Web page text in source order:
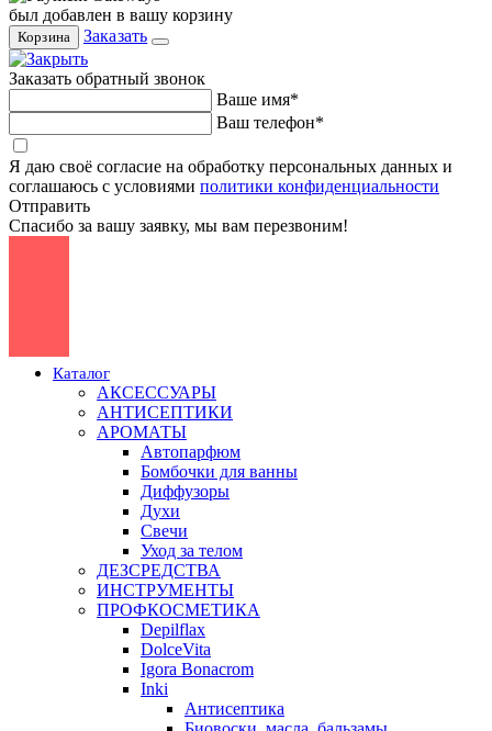
был добавлен в вашу корзину
Корзина Заказать
Заказать обратный звонок
Ваше имя*
Ваш телефон*
Я даю своё согласие на обработку персональных данных и
соглашаюсь с условиями политики конфиденциальности
Отправить
Спасибо за вашу заявку, мы вам перезвоним!
Каталог
АКСЕССУАРЫ
АНТИСЕПТИКИ
АРОМАТЫ
Автопарфюм
Бомбочки для ванны
Диффузоры
Духи
Свечи
Уход за телом
ДЕЗСРЕДСТВА
ИНСТРУМЕНТЫ
ПРОФКОСМЕТИКА
Depilflax
DolceVita
Igora Bonacrom
Inki
Антисептика